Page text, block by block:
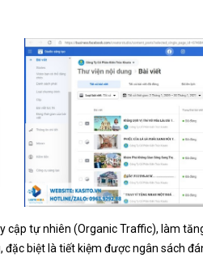
cập tự nhiên (Organic Traffic), làm
biệt là tiết kiệm được ngân sách